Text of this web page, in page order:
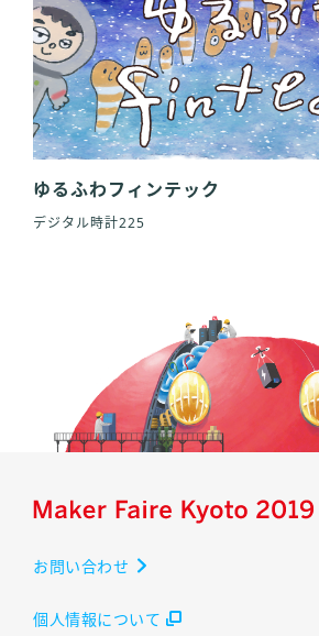
ゆるふわフィンテック
デジタル時計225
お問い合わせ
個人情報について